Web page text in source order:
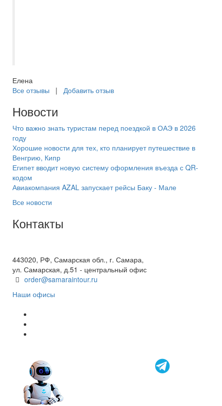
Елена
Все отзывы | Добавить отзыв
Новости
Что важно знать туристам перед поездкой в ОАЭ в 2026
году
Хорошие новости для тех, кто планирует путешествие в
Венгрию, Кипр
Египет вводит новую систему оформления въезда с QR-
кодом
Авиакомпания AZAL запускает рейсы Баку - Мале
Все новости
Контакты
443020, РФ, Самарская обл., г. Самара,
ул. Самарская, д.51 - центральный офис
order@samaraintour.ru
Наши офисы